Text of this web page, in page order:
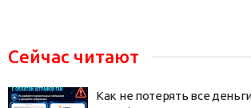
Сейчас читают
Как не потерять все